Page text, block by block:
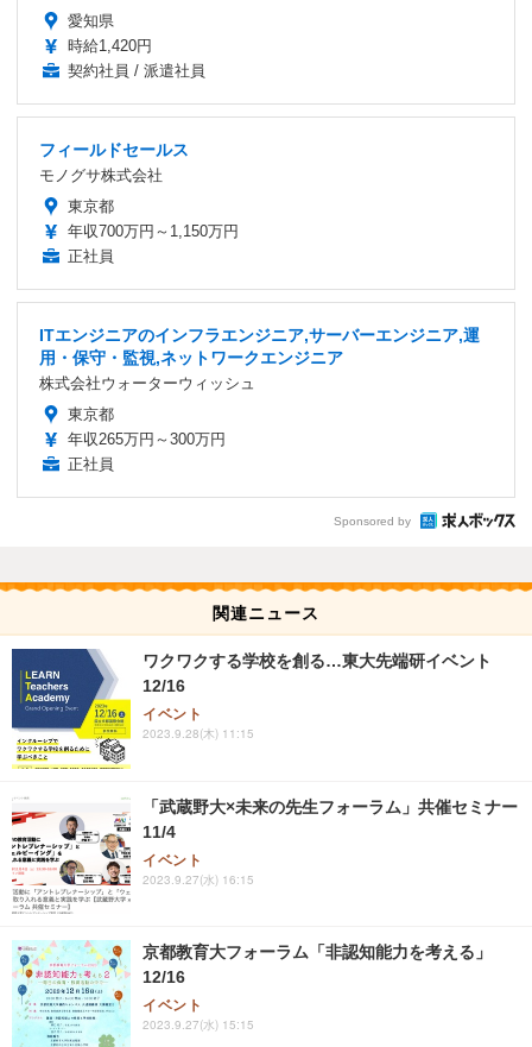
愛知県
時給1,420円
契約社員 / 派遣社員
フィールドセールス
モノグサ株式会社
東京都
年収700万円～1,150万円
正社員
ITエンジニアのインフラエンジニア,サーバーエンジニア,運
用・保守・監視,ネットワークエンジニア
株式会社ウォーターウィッシュ
東京都
年収265万円～300万円
正社員
Sponsored by
関連ニュース
ワクワクする学校を創る…東大先端研イベント
12/16
イベント
2023.9.28(木) 11:15
「武蔵野大×未来の先生フォーラム」共催セミナー
11/4
イベント
2023.9.27(水) 16:15
京都教育大フォーラム「非認知能力を考える」
12/16
イベント
2023.9.27(水) 15:15